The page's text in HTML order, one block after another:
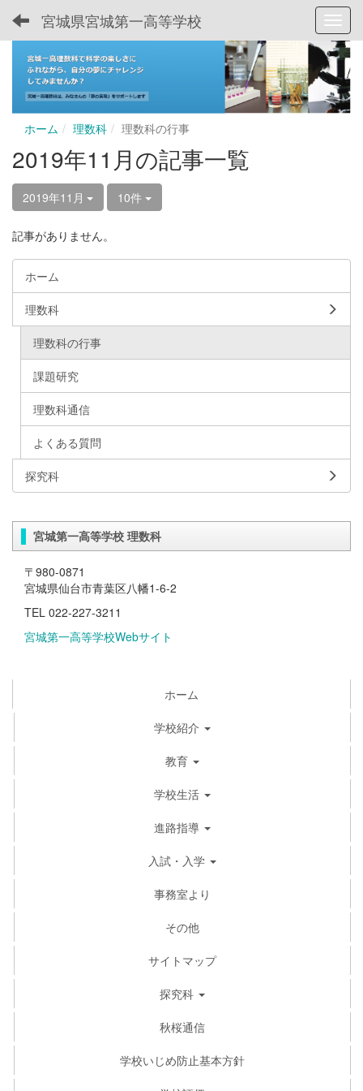
宮城県宮城第一高等学校
ホーム 理数科 理数科の行事
2019年11月の記事一覧
2019年11月 10件
記事がありません。
ホーム
理数科
理数科の行事
課題研究
理数科通信
よくある質問
探究科
宮城第一高等学校 理数科
〒980-0871
宮城県仙台市青葉区八幡1-6-2
TEL 022-227-3211
宮城第一高等学校Webサイト
ホーム
学校紹介
教育
学校生活
進路指導
入試・入学
事務室より
その他
サイトマップ
探究科
秋桜通信
学校いじめ防止基本方針